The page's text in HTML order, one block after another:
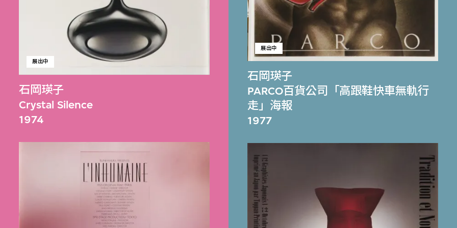
石岡瑛子
展出中
Crystal Silence
1974
石岡瑛子
展出中
PARCO百貨公司「高跟鞋快車無軌行
走」海報
1977